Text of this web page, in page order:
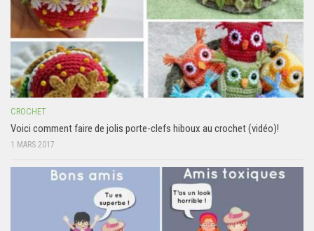
CROCHET
Voici comment faire de jolis porte-clefs hiboux au crochet (vidéo)!
1 MARS 2017